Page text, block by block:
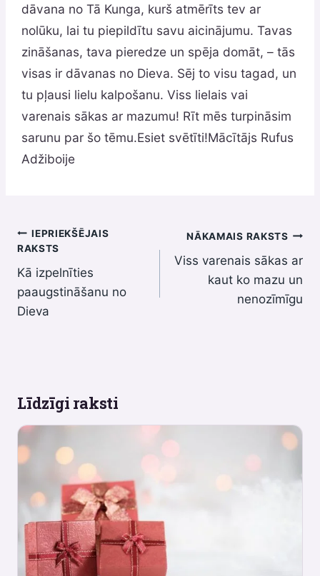
dāvana no Tā Kunga, kurš atmērīts tev ar
nolūku, lai tu piepildītu savu aicinājumu. Tavas
zināšanas, tava pieredze un spēja domāt, – tās
visas ir dāvanas no Dieva. Sēj to visu tagad, un
tu pļausi lielu kalpošanu. Viss lielais vai
varenais sākas ar mazumu! Rīt mēs turpināsim
sarunu par šo tēmu.Esiet svētīti!Mācītājs Rufus
Adžiboije
Ziņu
izvēlne
IEPRIEKŠĒJAIS
RAKSTS
Kā izpelnīties
paaugstināšanu no
Dieva
NĀKAMAIS RAKSTS
Viss varenais sākas ar
kaut ko mazu un
nenozīmīgu
Līdzīgi raksti